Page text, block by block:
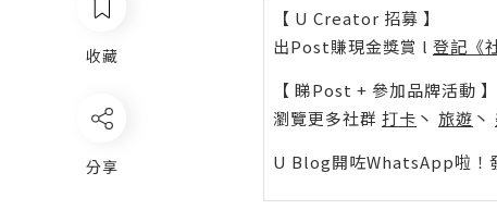
收藏
分享
【 U Creator 招募 】
出Post賺現金獎賞 l 登記《
【 睇Post + 參加品牌活動 】
瀏覽更多社群 打卡 丶 旅遊 丶
U Blog開咗WhatsApp啦！